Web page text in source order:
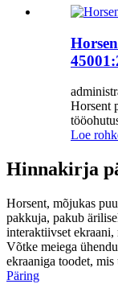
Horsent
Loe
Hinnakirja
Horsent, mõjukas
pakkuja, pakub
interaktiivset ekraani,
Võtke meiega
ekraaniga toodet, mis
Päring